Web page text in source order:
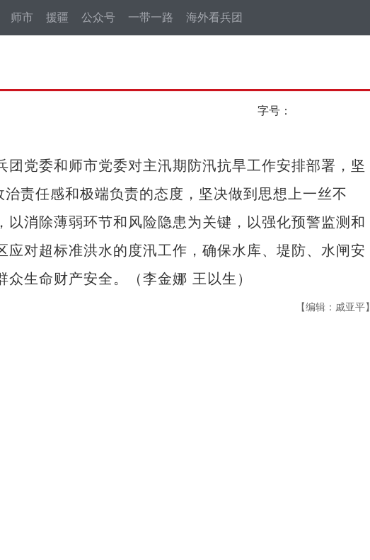
师市 援疆 公众号 一带一路 海外看兵团
字号：
党委和师市党委对主汛期防汛抗旱工作安排部署，坚
责任感和极端负责的态度，坚决做到思想上一丝不
消除薄弱环节和风险隐患为关键，以强化预警监测和
应对超标准洪水的度汛工作，确保水库、堤防、水闸安
生命财产安全。（李金娜 王以生）
【编辑：戚亚平】